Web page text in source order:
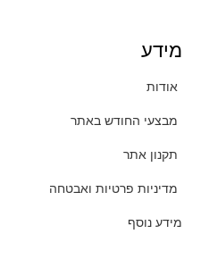
מידע
אודות
מבצעי החודש באתר
תקנון אתר
מדיניות פרטיות ואבטחה
מידע נוסף